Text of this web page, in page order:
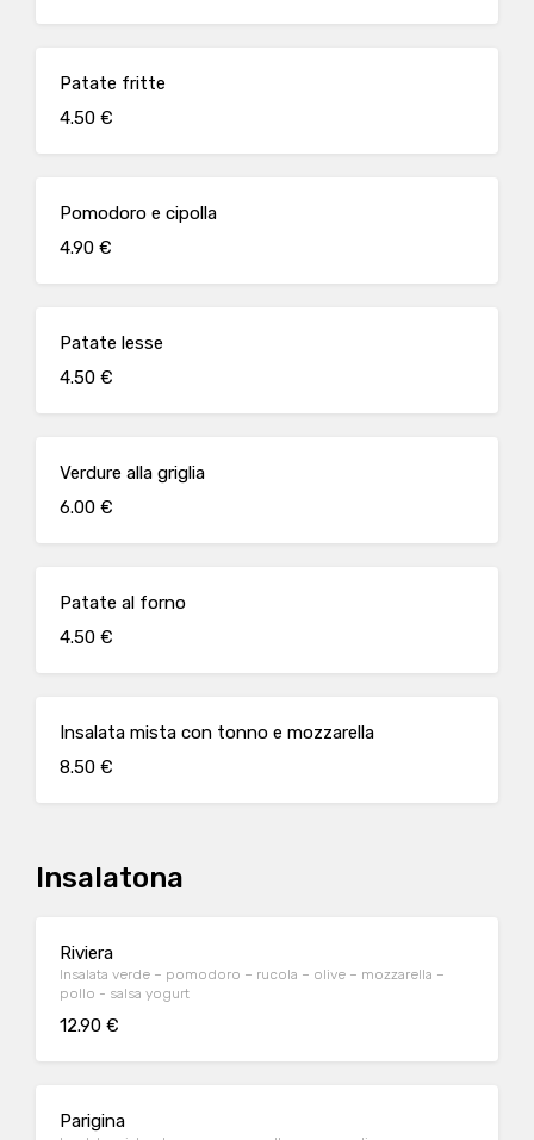
Patate fritte
4.50 €
Pomodoro e cipolla
4.90 €
Patate lesse
4.50 €
Verdure alla griglia
6.00 €
Patate al forno
4.50 €
Insalata mista con tonno e mozzarella
8.50 €
Insalatona
Riviera
Insalata verde – pomodoro – rucola – olive – mozzarella –
pollo - salsa yogurt
12.90 €
Parigina